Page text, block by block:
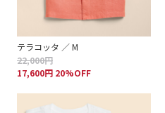
テラコッタ ／ M
22,000円
17,600円 20%OFF